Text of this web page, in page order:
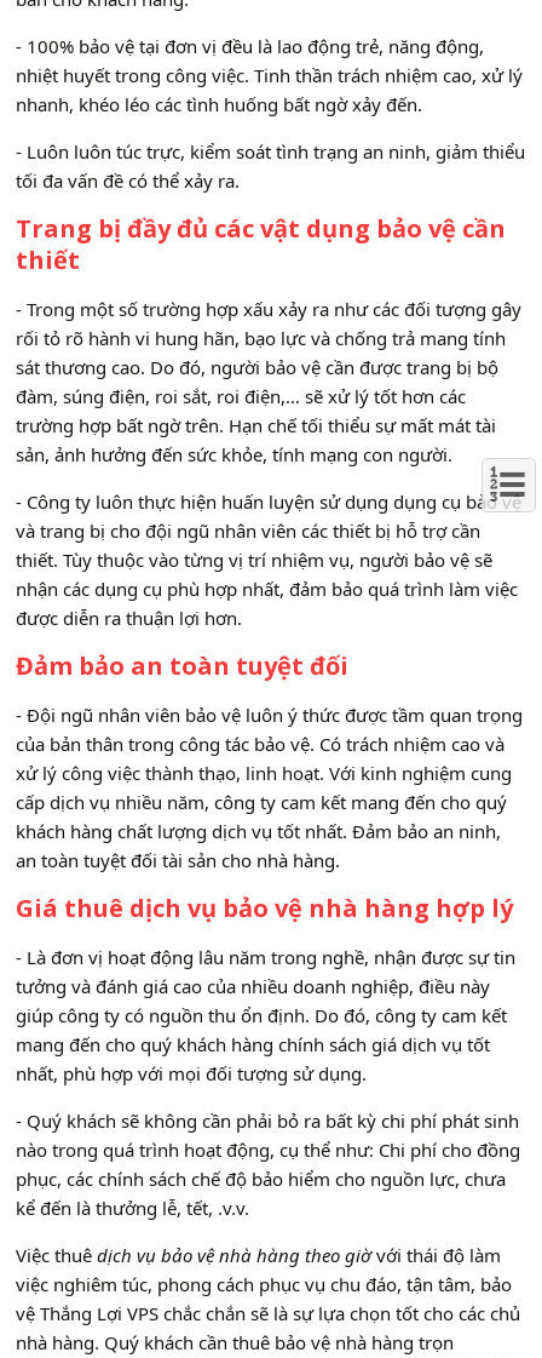
- 100% bảo vệ tại đơn vị đều là lao động trẻ, năng động,
nhiệt huyết trong công việc. Tinh thần trách nhiệm cao, xử lý
nhanh, khéo léo các tình huống bất ngờ xảy đến.
- Luôn luôn túc trực, kiểm soát tình trạng an ninh, giảm thiểu
tối đa vấn đề có thể xảy ra.
Trang bị đầy đủ các vật dụng bảo vệ cần
thiết
- Trong một số trường hợp xấu xảy ra như các đối tượng gây
rối tỏ rõ hành vi hung hãn, bạo lực và chống trả mang tính
sát thương cao. Do đó, người bảo vệ cần được trang bị bộ
đàm, súng điện, roi sắt, roi điện,… sẽ xử lý tốt hơn các
trường hợp bất ngờ trên. Hạn chế tối thiểu sự mất mát tài
sản, ảnh hưởng đến sức khỏe, tính mạng con người.
- Công ty luôn thực hiện huấn luyện sử dụng dụng cụ bảo vệ
và trang bị cho đội ngũ nhân viên các thiết bị hỗ trợ cần
thiết. Tùy thuộc vào từng vị trí nhiệm vụ, người bảo vệ sẽ
nhận các dụng cụ phù hợp nhất, đảm bảo quá trình làm việc
được diễn ra thuận lợi hơn.
Đảm bảo an toàn tuyệt đối
- Đội ngũ nhân viên bảo vệ luôn ý thức được tầm quan trọng
của bản thân trong công tác bảo vệ. Có trách nhiệm cao và
xử lý công việc thành thạo, linh hoạt. Với kinh nghiệm cung
cấp dịch vụ nhiều năm, công ty cam kết mang đến cho quý
khách hàng chất lượng dịch vụ tốt nhất. Đảm bảo an ninh,
an toàn tuyệt đối tài sản cho nhà hàng.
Giá thuê dịch vụ bảo vệ nhà hàng hợp lý
- Là đơn vị hoạt động lâu năm trong nghề, nhận được sự tin
tưởng và đánh giá cao của nhiều doanh nghiệp, điều này
giúp công ty có nguồn thu ổn định. Do đó, công ty cam kết
mang đến cho quý khách hàng chính sách giá dịch vụ tốt
nhất, phù hợp với mọi đối tượng sử dụng.
- Quý khách sẽ không cần phải bỏ ra bất kỳ chi phí phát sinh
nào trong quá trình hoạt động, cụ thể như: Chi phí cho đồng
phục, các chính sách chế độ bảo hiểm cho nguồn lực, chưa
kể đến là thưởng lễ, tết, .v.v.
Việc thuêdịch vụ bảo vệ nhà hàng theo giờvới thái độ làm
việc nghiêm túc, phong cách phục vụ chu đáo, tận tâm, bảo
vệ Thắng Lợi VPS chắc chắn sẽ là sự lựa chọn tốt cho các chủ
nhà hàng. Quý khách cần thuê bảo vệ nhà hàng trọn